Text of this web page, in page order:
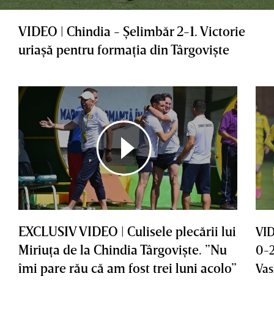
VIDEO | Chindia - Şelimbăr 2-1. Victorie
uriaşă pentru formaţia din Târgovişte
EXCLUSIV VIDEO | Culisele plecării lui
Miriuţa de la Chindia Târgovişte. ”Nu
îmi pare rău că am fost trei luni acolo”
0-